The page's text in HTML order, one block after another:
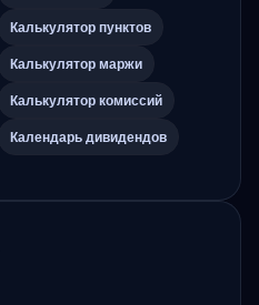
Калькулятор пунктов
Калькулятор маржи
Калькулятор комиссий
Календарь дивидендов